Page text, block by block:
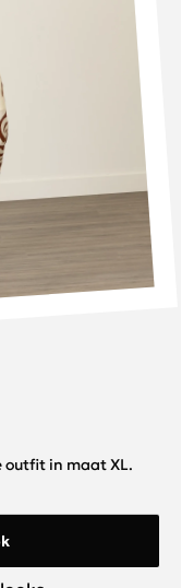
outfit in maat XL.